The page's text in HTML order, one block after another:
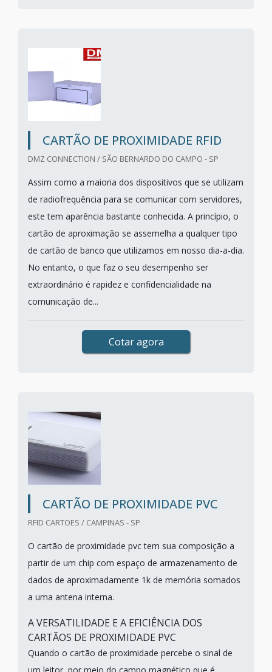
CARTÃO DE PROXIMIDADE RFID
DMZ CONNECTION / SÃO BERNARDO DO CAMPO - SP
Assim como a maioria dos dispositivos que se utilizam
de radiofrequência para se comunicar com servidores,
este tem aparência bastante conhecida. A princípio, o
cartão de aproximação se assemelha a qualquer tipo
de cartão de banco que utilizamos em nosso dia-a-dia.
No entanto, o que faz o seu desempenho ser
extraordinário é rapidez e confidencialidade na
comunicação de...
Cotar agora
CARTÃO DE PROXIMIDADE PVC
RFID CARTOES / CAMPINAS - SP
O cartão de proximidade pvc tem sua composição a
partir de um chip com espaço de armazenamento de
dados de aproximadamente 1k de memória somados
a uma antena interna.
A VERSATILIDADE E A EFICIÊNCIA DOS
CARTÃOS DE PROXIMIDADE PVC
Quando o cartão de proximidade percebe o sinal de